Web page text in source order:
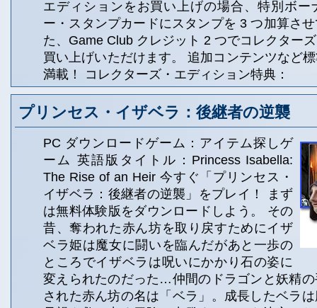
エディションをお買い上げの場合、特別ボー
ー・スタンプカードにスタンプを 3 つ加算さ
た、Game Club クレジット 2 つでコレクター
買い上げいただけます。 追加コンテンツなど
満載！ コレクターズ・エディション特典：
プリンセス・イザベラ：後継者の逆襲
PC ダウンロードゲーム：アイテム探しゲ
ーム 英語版タイトル：Princess Isabella:
The Rise of an Heir 今すぐ「プリンセス・
イザベラ：後継者の逆襲」をプレイ！ まず
は無料体験版をダウンロードしよう。 その
昔、奪われた赤ん坊を取り戻すためにイザ
ベラ姫は魔女に闘いを臨んだがあと一歩の
ところでイザベラは呪いにかかり石の姿に
変えられたのだった…仲間のドラゴンと妖精
された赤ん坊の名は「ベラ」。成長したベラ